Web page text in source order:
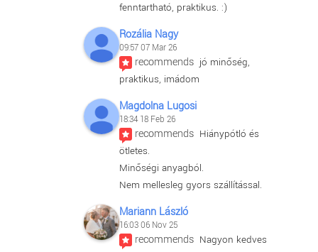
fenntartható, praktikus. :)
Rozália Nagy
09:57 07 Mar 26
recommends jó minőség,
praktikus, imádom
Magdolna Lugosi
18:34 18 Feb 26
recommends Hiánypótló és
ötletes.
Minőségi anyagból.
Nem mellesleg gyors szállítással.
Mariann László
16:03 06 Nov 25
recommends Nagyon kedves